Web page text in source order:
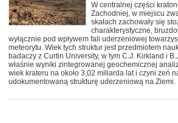
W centralnej części
Zachodniej, w miejscu
skałach zachowały się
charakterystyczne,
wyłącznie pod wpływem fali uderzeniowej
meteorytu. Wiek tych struktur jest przedmiotem
badaczy z Curtin University, w tym C.J. Kirkland i
właśnie wyniki zintegrowanej geochemicznej
wiek krateru na około 3,02 miliarda lat i czyni zeń
udokumentowaną strukturę uderzeniową na Ziemi.